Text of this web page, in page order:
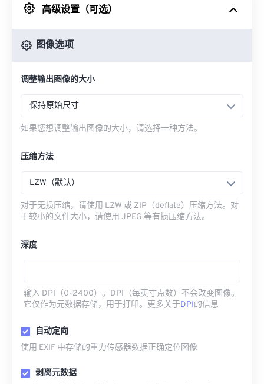
来自 Google Drive
高级设置（可选）
图像选项
调整输出图像的大小
保持原始尺寸
如果您想调整输出图像的大小，请选择一种方法。
压缩方法
LZW（默认）
对于无损压缩，请使用 LZW 或 ZIP（deflate）压缩方法。对
于较小的文件大小，请使用 JPEG 等有损压缩方法。
深度
输入 DPI（0-2400）。DPI（每英寸点数）不会改变图像。
它仅作为元数据存储，用于打印。更多关于DPI的信息
自动定向
使用 EXIF 中存储的重力传感器数据正确定位图像
剥离元数据